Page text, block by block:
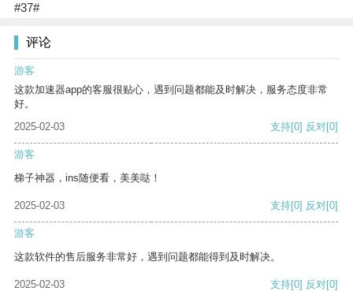
#37#
评论
游客
这款加速器app的客服很贴心，遇到问题都能及时解决，服务态度非常
好。
2025-02-03
支持[0] 反对[0]
游客
梯子神器，ins随便看，美美哒！
2025-02-03 支持[0] 反对[0]
游客
这款软件的售后服务非常好，遇到问题都能得到及时解决。
2025-02-03 支持[0] 反对[0]